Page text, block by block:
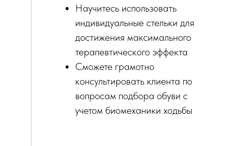
Научитесь использовать
индивидуальные стельки для
достижения максимального
терапевтического эффекта
Сможете грамотно
консультировать клиента по
вопросам подбора обуви с
учетом биомеханики ходьбы